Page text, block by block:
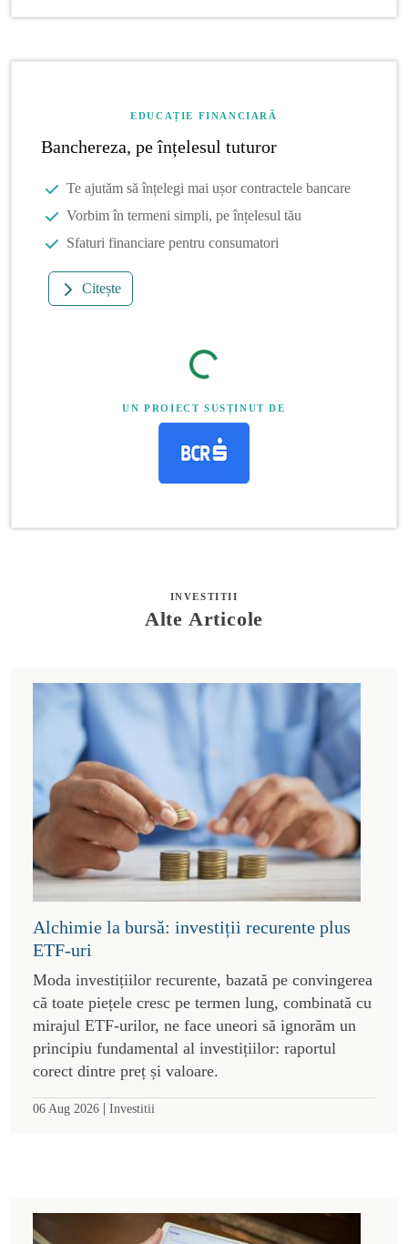
EDUCAȚIE FINANCIARĂ
Banchereza, pe înțelesul tuturor
Te ajutăm să înțelegi mai ușor contractele bancare
Vorbim în termeni simpli, pe înțelesul tău
Sfaturi financiare pentru consumatori
Citește
UN PROIECT SUSȚINUT DE
INVESTITII
Alte Articole
Alchimie la bursă: investiții recurente plus
ETF-uri
Moda investițiilor recurente, bazată pe convingerea
că toate piețele cresc pe termen lung, combinată cu
mirajul ETF-urilor, ne face uneori să ignorăm un
principiu fundamental al investițiilor: raportul
corect dintre preț și valoare.
06 Aug 2026 | Investitii